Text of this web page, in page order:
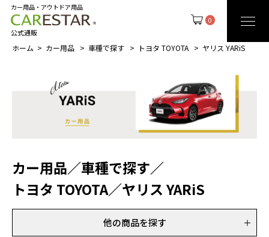
0
カー用品・アウトドア用品
公式通販
ホーム カー用品 車種で探す トヨタ TOYOTA ヤリス YARiS
カー用品／車種で探す／
トヨタ TOYOTA／ヤリス YARiS
他の商品を探す